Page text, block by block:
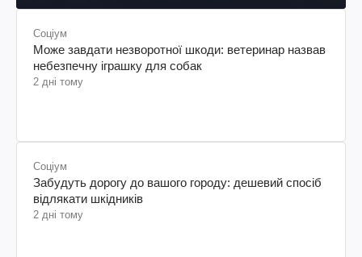
Соціум
Може завдати незворотної шкоди: ветеринар назвав
небезпечну іграшку для собак
2 дні тому
Соціум
Забудуть дорогу до вашого городу: дешевий спосіб
відлякати шкідників
2 дні тому